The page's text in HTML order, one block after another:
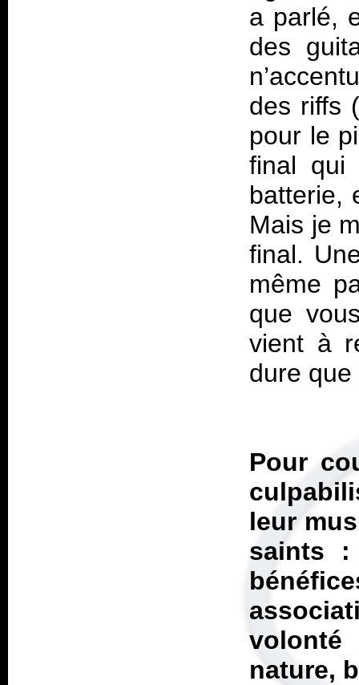
a parlé,
des
des riffs
pour le
final
batterie,
Mais je
final.
même
que
vient à
dure
Pour
leur
saints :
nature,